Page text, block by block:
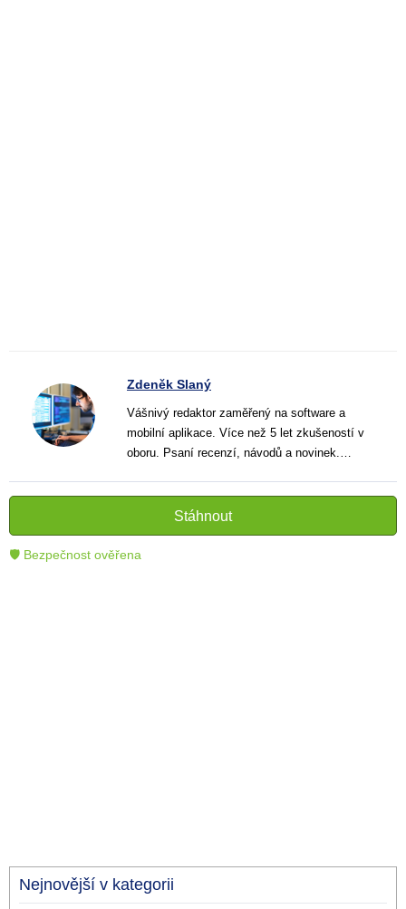
Zdeněk Slaný
Vášnivý redaktor zaměřený na software a
mobilní aplikace. Více než 5 let zkušeností v
oboru. Psaní recenzí, návodů a novinek.
pomáhají čtenářům lépe porozumět a využít
moderní technologie.
Stáhnout
🛡 Bezpečnost ověřena
Nejnovější v kategorii